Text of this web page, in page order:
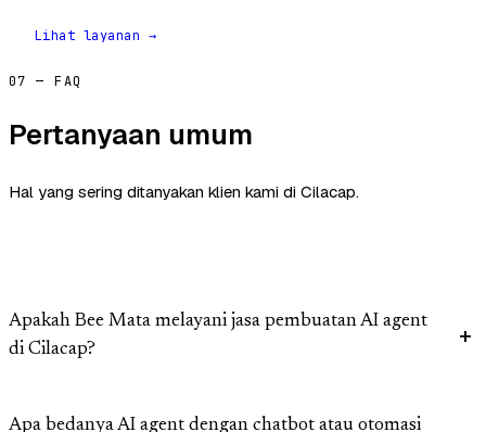
Lihat layanan →
07 — FAQ
Pertanyaan umum
Hal yang sering ditanyakan klien kami di Cilacap.
Apakah Bee Mata melayani jasa pembuatan AI agent
di Cilacap?
Apa bedanya AI agent dengan chatbot atau otomasi